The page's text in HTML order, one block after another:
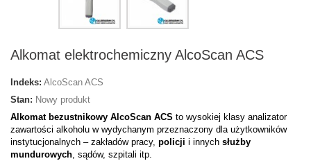
Alkomat elektrochemiczny AlcoScan ACS
Indeks: AlcoScan ACS
Stan: Nowy produkt
Alkomat bezustnikowy AlcoScan ACS to wysokiej klasy analizator
zawartości alkoholu w wydychanym przeznaczony dla użytkowników
instytucjonalnych – zakładów pracy, policji i innych służby
mundurowych, sądów, szpitali itp.